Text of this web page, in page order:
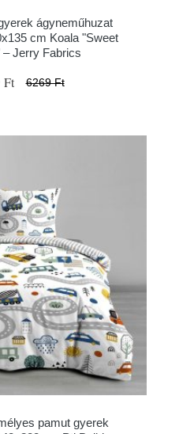
ágyneműhuzat
cm Koala "Sweet
– Jerry Fabrics
Ft 6269 Ft
pamut gyerek